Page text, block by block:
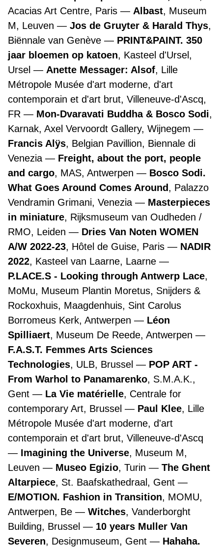
Acacias Art Centre, Paris
Albast, Museum
M, Leuven
Jos de Gruyter & Harald Thys,
Biënnale van Genève
PRINT&PAINT. 350
jaar bloemen op katoen, Kasteel d'Ursel,
Ursel
Anette Messager: Alsof, Lille
Métropole Musée d'art moderne, d'art
contemporain et d'art brut, Villeneuve-d'Ascq,
FR
Mon-Dvaravati Buddha & Bosco Sodi,
Karnak, Axel Vervoordt Gallery, Wijnegem
Francis Alÿs, Belgian Pavillion, Biennale di
Venezia
Freight, about the port, people
and cargo, MAS, Antwerpen
Bosco Sodi.
What Goes Around Comes Around, Palazzo
Vendramin Grimani, Venezia
Masterpieces
in miniature, Rijksmuseum van Oudheden /
RMO, Leiden
Dries Van Noten WOMEN
A/W 2022-23, Hôtel de Guise, Paris
NADIR
2022, Kasteel van Laarne, Laarne
P.LACE.S - Looking through Antwerp Lace,
MoMu, Museum Plantin Moretus, Snijders &
Rockoxhuis, Maagdenhuis, Sint Carolus
Borromeus Kerk, Antwerpen
Léon
Spilliaert, Museum De Reede, Antwerpen
F.A.S.T. Femmes Arts Sciences
Technologies, ULB, Brussel
POP ART -
From Warhol to Panamarenko, S.M.A.K.,
Gent
La Vie matérielle, Centrale for
contemporary Art, Brussel
Paul Klee, Lille
Métropole Musée d'art moderne, d'art
contemporain et d'art brut, Villeneuve-d'Ascq
Imagining the Universe, Museum M,
Leuven
Museo Egizio, Turin
The Ghent
Altarpiece, St. Baafskathedraal, Gent
E/MOTION. Fashion in Transition, MOMU,
Antwerpen, Be
Witches, Vanderborght
Building, Brussel
10 years Muller Van
Severen, Designmuseum, Gent
Hahaha.